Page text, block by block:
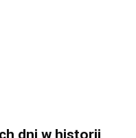
dni w historii